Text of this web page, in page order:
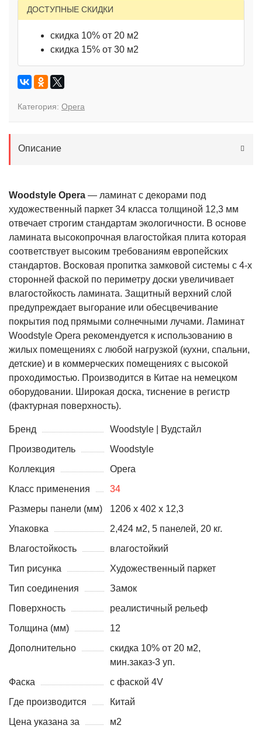
ДОСТУПНЫЕ СКИДКИ
скидка 10% от 20 м2
скидка 15% от 30 м2
Категория: Opera
Описание
Woodstyle Opera — ламинат с декорами под
художественный паркет 34 класса толщиной 12,3 мм
отвечает строгим стандартам экологичности. В основе
ламината высокопрочная влагостойкая плита которая
соответствует высоким требованиям европейских
стандартов. Восковая пропитка замковой системы с 4-х
сторонней фаской по периметру доски увеличивает
влагостойкость ламината. Защитный верхний слой
предупреждает выгорание или обесцвечивание
покрытия под прямыми солнечными лучами. Ламинат
Woodstyle Opera рекомендуется к использованию в
жилых помещениях с любой нагрузкой (кухни, спальни,
детские) и в коммерческих помещениях с высокой
проходимостью. Производится в Китае на немецком
оборудовании. Широкая доска, тиснение в регистр
(фактурная поверхность).
Бренд
Woodstyle | Вудстайл
Производитель
Woodstyle
Коллекция
Opera
Класс применения
34
Размеры панели (мм)
1206 х 402 х 12,3
Упаковка
2,424 м2, 5 панелей, 20 кг.
Влагостойкость
влагостойкий
Тип рисунка
Художественный паркет
Тип соединения
Замок
Поверхность
реалистичный рельеф
Толщина (мм)
12
Дополнительно
скидка 10% от 20 м2,
мин.заказ-3 уп.
Фаска
с фаской 4V
Где производится
Китай
Цена указана за
м2